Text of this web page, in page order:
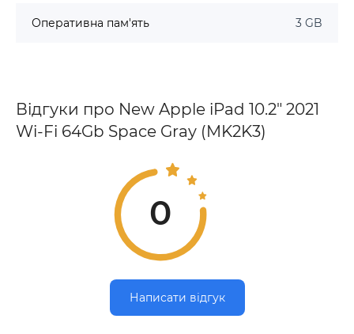
Оперативна пам'ять 3 GB
Відгуки про New Apple iPad 10.2" 2021
Wi-Fi 64Gb Space Gray (MK2K3)
0
Написати відгук